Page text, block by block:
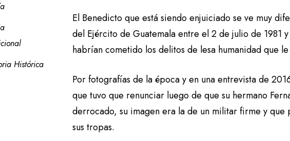
Histórica
El Benedicto que está siendo enjuiciado se ve muy
del Ejército de Guatemala entre el 2 de julio de 1981
habrían cometido los delitos de lesa humanidad que
Por fotografías de la época y en una entrevista de
que tuvo que renunciar luego de que su hermano
derrocado, su imagen era la de un militar firme y
sus tropas.